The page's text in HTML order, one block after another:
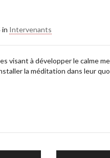
in Intervenants
visant à développer le calme
la méditation dans leur